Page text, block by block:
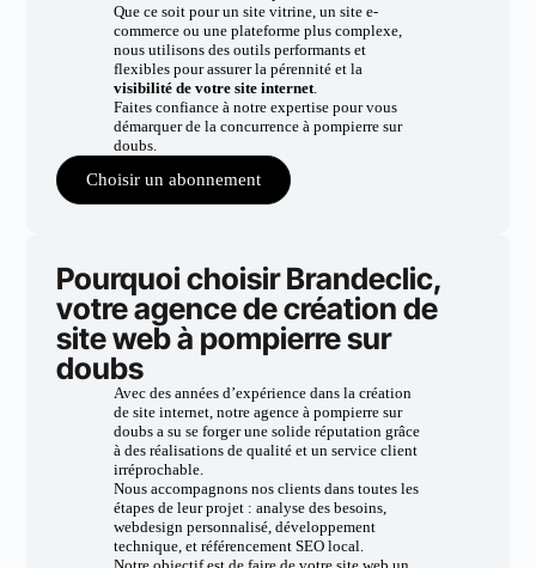
Que ce soit pour un site vitrine, un site e-
commerce ou une plateforme plus complexe,
nous utilisons des outils performants et
flexibles pour assurer la pérennité et la
visibilité de votre site internet.
Faites confiance à notre expertise pour vous
démarquer de la concurrence à pompierre sur
doubs.
Choisir un abonnement
Pourquoi choisir Brandeclic,
votre agence de création de
site web à pompierre sur
doubs
Avec des années d’expérience dans la création
de site internet, notre agence à pompierre sur
doubs a su se forger une solide réputation grâce
à des réalisations de qualité et un service client
irréprochable.
Nous accompagnons nos clients dans toutes les
étapes de leur projet : analyse des besoins,
webdesign personnalisé, développement
technique, et référencement SEO local.